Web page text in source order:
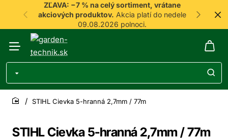
ZĽAVA: −7 % na celý sortiment, vrátane
akciových produktov. Akcia platí do nedele
09.08.2026 polnoci.
STIHL Cievka 5-hranná 2,7mm / 77m
home
STIHL Cievka 5-hranná 2,7mm / 77m